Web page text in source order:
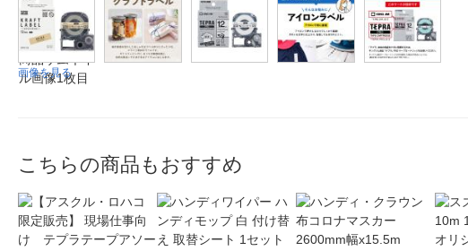
画像を見る
こちらの商品もおすすめ